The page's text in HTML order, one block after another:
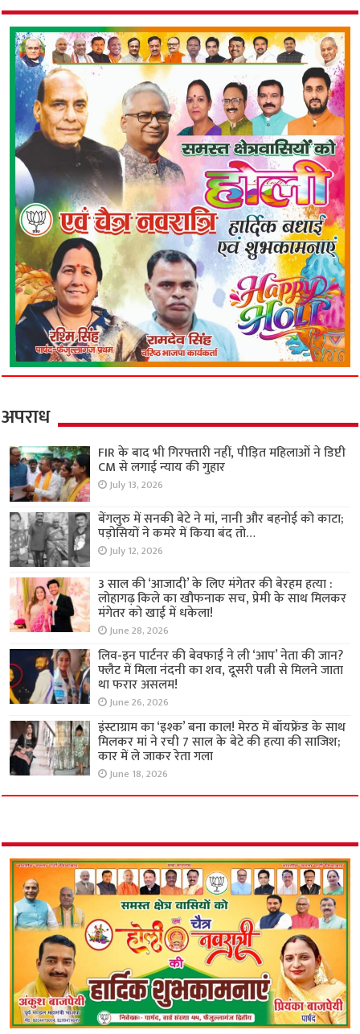
अपराध
FIR के बाद भी गिरफ्तारी नहीं, पीड़ित महिलाओं ने डिप्टी
CM से लगाई न्याय की गुहार
July 13, 2026
बेंगलुरु में सनकी बेटे ने मां, नानी और बहनोई को काटा;
पड़ोसियों ने कमरे में किया बंद तो…
July 12, 2026
3 साल की ‘आजादी’ के लिए मंगेतर की बेरहम हत्या :
लोहागढ़ किले का खौफनाक सच, प्रेमी के साथ मिलकर
मंगेतर को खाई में धकेला!
June 28, 2026
लिव-इन पार्टनर की बेवफाई ने ली ‘आप’ नेता की जान?
फ्लैट में मिला नंदनी का शव, दूसरी पत्नी से मिलने जाता
था फरार असलम!
June 26, 2026
इंस्टाग्राम का ‘इश्क’ बना काल! मेरठ में बॉयफ्रेंड के साथ
मिलकर मां ने रची 7 साल के बेटे की हत्या की साजिश;
कार में ले जाकर रेता गला
June 18, 2026